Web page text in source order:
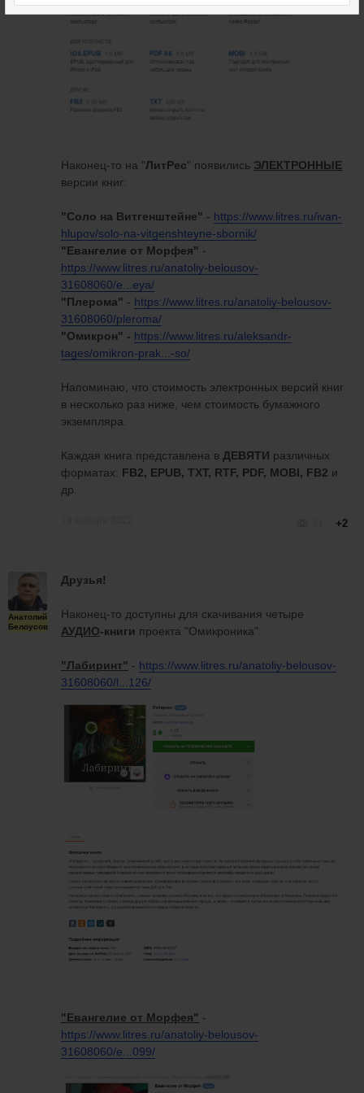
Наконец-то на "ЛитРес" появились ЭЛЕКТРОННЫЕ
версии книг:
"Соло на Витгенштейне" - https://www.litres.ru/ivan-
hlupov/solo-na-vitgenshteyne-sbornik/
"Евангелие от Морфея" -
https://www.litres.ru/anatoliy-belousov-
31608060/e...eya/
"Плерома" - https://www.litres.ru/anatoliy-belousov-
31608060/pleroma/
"Омикрон" - https://www.litres.ru/aleksandr-
tages/omikron-prak...-so/
Напоминаю, что стоимость электронных версий книг
в несколько раз ниже, чем стоимость бумажного
экземпляра.
Каждая книга представлена в ДЕВЯТИ различных
форматах: FB2, EPUB, TXT, RTF, PDF, MOBI, FB2 и
др.
+2
Анатолий
Белоусов
Друзья!
Наконец-то доступны для скачивания четыре
АУДИО-книги проекта "Омикроника":
"Лабиринт" - https://www.litres.ru/anatoliy-belousov-
31608060/l...126/
"Евангелие от Морфея" -
https://www.litres.ru/anatoliy-belousov-
31608060/e...099/